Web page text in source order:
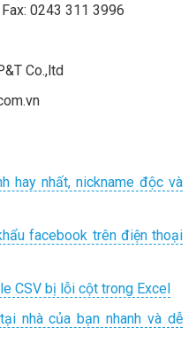
0243 311 3996
Co.,ltd
hay nhất, nickname độc và
facebook trên điện thoại
CSV bị lỗi cột trong Excel
nhà của bạn nhanh và dễ